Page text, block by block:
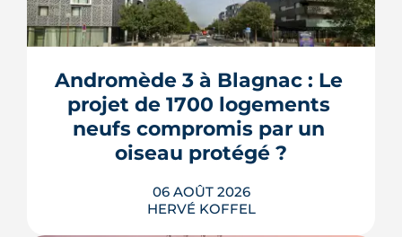
Andromède 3 à Blagnac : Le
projet de 1700 logements
neufs compromis par un
oiseau protégé ?
06 AOÛT 2026
HERVÉ KOFFEL